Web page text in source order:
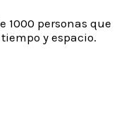
1000 personas que
y espacio.